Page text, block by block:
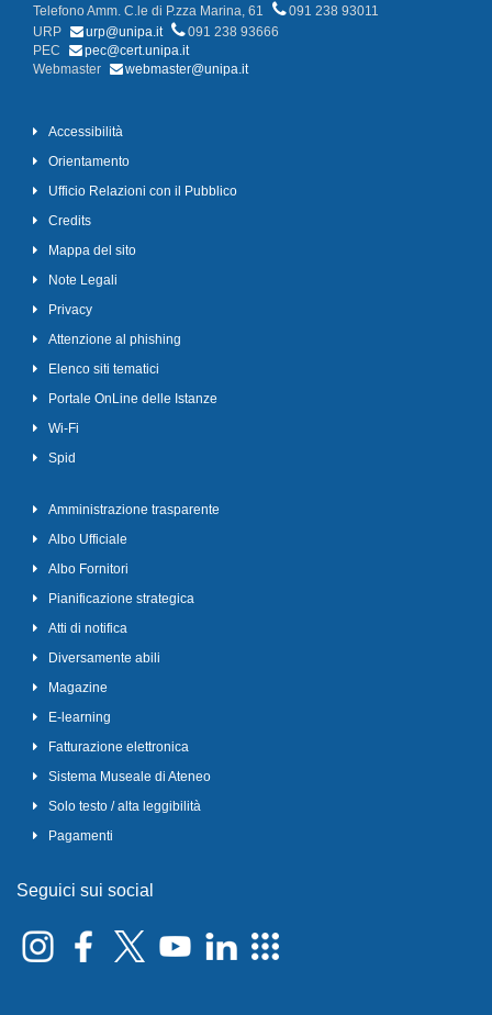
Telefono Amm. C.le di P.zza Marina, 61
091 238 93011
URP
urp@unipa.it
091 238 93666
PEC
pec@cert.unipa.it
Webmaster
webmaster@unipa.it
Accessibilità
Orientamento
Ufficio Relazioni con il Pubblico
Credits
Mappa del sito
Note Legali
Privacy
Attenzione al phishing
Elenco siti tematici
Portale OnLine delle Istanze
Wi-Fi
Spid
Amministrazione trasparente
Albo Ufficiale
Albo Fornitori
Pianificazione strategica
Atti di notifica
Diversamente abili
Magazine
E-learning
Fatturazione elettronica
Sistema Museale di Ateneo
Solo testo / alta leggibilità
Pagamenti
Seguici sui social